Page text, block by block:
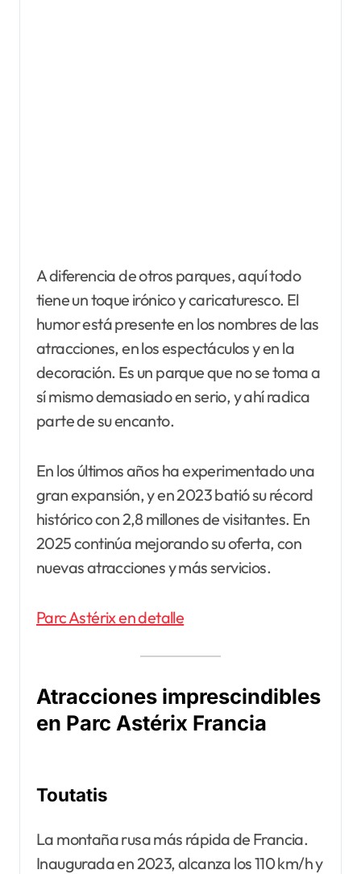
A diferencia de otros parques, aquí todo
tiene un toque irónico y caricaturesco. El
humor está presente en los nombres de las
atracciones, en los espectáculos y en la
decoración. Es un parque que no se toma a
sí mismo demasiado en serio, y ahí radica
parte de su encanto.
En los últimos años ha experimentado una
gran expansión, y en 2023 batió su récord
histórico con 2,8 millones de visitantes. En
2025 continúa mejorando su oferta, con
nuevas atracciones y más servicios.
Parc Astérix en detalle
Atracciones imprescindibles
en Parc Astérix Francia
Toutatis
La montaña rusa más rápida de Francia.
Inaugurada en 2023, alcanza los 110 km/h y